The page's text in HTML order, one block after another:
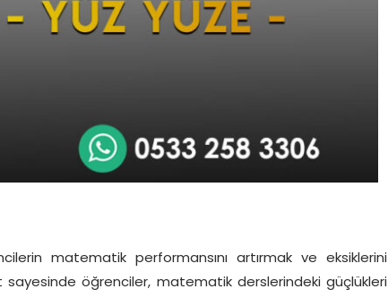
matematik performansını artırmak ve eksiklerini
sayesinde öğrenciler, matematik derslerindeki güçlükleri